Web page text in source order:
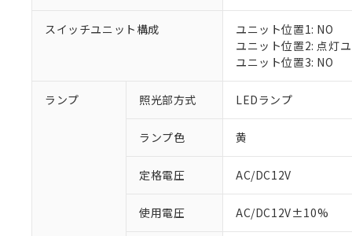
スイッチユニット構成
ユニット位置1: NO
ユニット位置2: 点灯
ユニット位置3: NO
ランプ 照光部方式 LEDランプ
ランプ色 黄
定格電圧 AC/DC12V
使用電圧 AC/DC12V±10%
ご利用条件
※1 対応状況
調査・確認中：
非該当品：ライセ
仕入先様の事情に
があります。
※1 中国